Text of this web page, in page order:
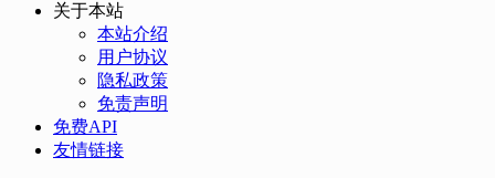
关于本站
本站介绍
用户协议
隐私政策
免责声明
免费API
友情链接